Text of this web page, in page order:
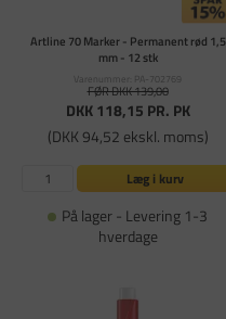
Artline 70 Marker - Permanent rød 1,5
mm - 12 stk
Varenummer: PA-702769
FØR DKK 139,00
DKK 118,15 PR. PK
(DKK 94,52 ekskl. moms)
Læg i kurv
På lager - Levering 1-3
hverdage